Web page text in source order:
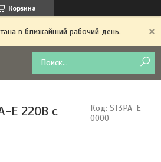
Корзина
в ближайший рабочий день.
E 220В с
Код: ST3PA-E-
0000